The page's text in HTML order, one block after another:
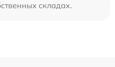
складах.